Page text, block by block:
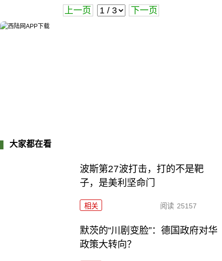
上一页 下一页
大家都在看
波斯第27波打击，打的不是靶
子，是美利坚命门
相关 阅读 25157
默茨的“川剧变脸”：德国政府对华
政策大转向？